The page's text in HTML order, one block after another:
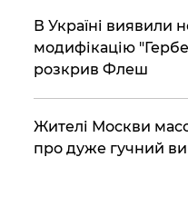
В Україні виявили
модифікацію
розкрив Флеш
Жителі Москви
про дуже гучний